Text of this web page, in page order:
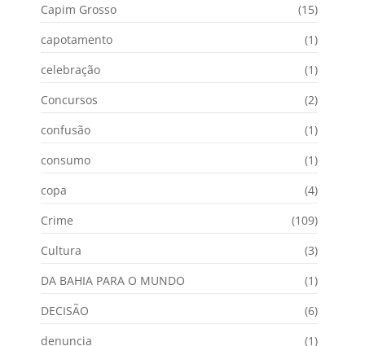
Capim Grosso
(15)
capotamento
(1)
celebração
(1)
Concursos
(2)
confusão
(1)
consumo
(1)
copa
(4)
Crime
(109)
Cultura
(3)
DA BAHIA PARA O MUNDO
(1)
DECISÃO
(6)
denuncia
(1)